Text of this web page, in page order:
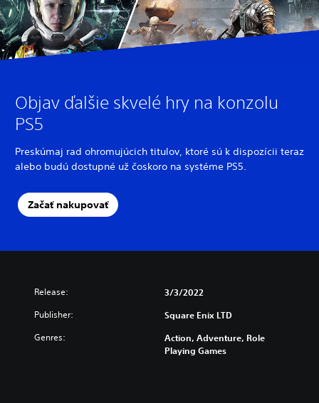
Objav ďalšie skvelé hry na konzolu
PS5
Preskúmaj rad ohromujúcich titulov, ktoré sú k dispozícii teraz
alebo budú dostupné už čoskoro na systéme PS5.
Začať nakupovať
Release: 3/3/2022
Publisher: Square Enix LTD
Genres:
Action, Adventure, Role
Playing Games